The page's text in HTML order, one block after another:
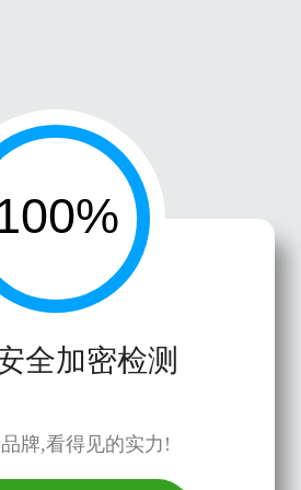
全加密检测
牌,看得见的实力!